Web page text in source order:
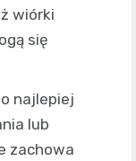
wiórki
się
najlepiej
lub
zachowa